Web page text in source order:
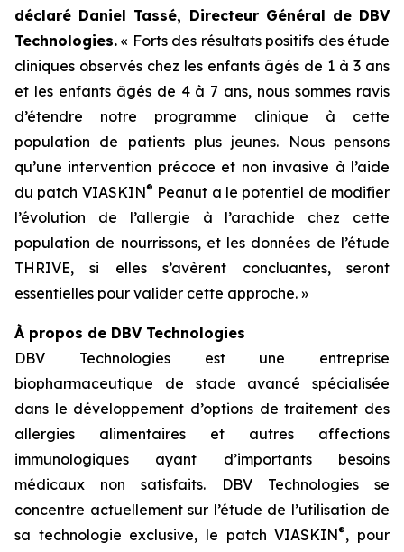
déclaré Daniel Tassé, Directeur Général de DBV
Technologies. « Forts des résultats positifs des étude
cliniques observés chez les enfants âgés de 1 à 3 ans
et les enfants âgés de 4 à 7 ans, nous sommes ravis
d’étendre notre programme clinique à cette
population de patients plus jeunes. Nous pensons
qu’une intervention précoce et non invasive à l’aide
du patch VIASKIN® Peanut a le potentiel de modifier
l’évolution de l’allergie à l’arachide chez cette
population de nourrissons, et les données de l’étude
THRIVE, si elles s’avèrent concluantes, seront
essentielles pour valider cette approche. »
À propos de DBV Technologies
DBV Technologies est une entreprise
biopharmaceutique de stade avancé spécialisée
dans le développement d’options de traitement des
allergies alimentaires et autres affections
immunologiques ayant d’importants besoins
médicaux non satisfaits. DBV Technologies se
concentre actuellement sur l’étude de l’utilisation de
sa technologie exclusive, le patch VIASKIN®, pour